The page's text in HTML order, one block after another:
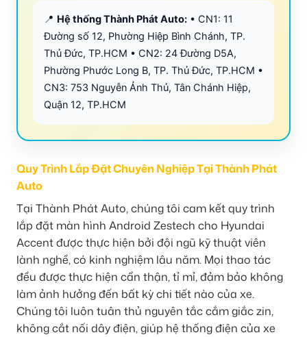
📍 Hệ thống Thành Phát Auto: • CN1: 11
Đường số 12, Phường Hiệp Bình Chánh, TP.
Thủ Đức, TP.HCM • CN2: 24 Đường D5A,
Phường Phước Long B, TP. Thủ Đức, TP.HCM •
CN3: 753 Nguyễn Ảnh Thủ, Tân Chánh Hiệp,
Quận 12, TP.HCM
Quy Trình Lắp Đặt Chuyên Nghiệp Tại Thành Phát
Auto
Tại Thành Phát Auto, chúng tôi cam kết quy trình
lắp đặt màn hình Android Zestech cho Hyundai
Accent được thực hiện bởi đội ngũ kỹ thuật viên
lành nghề, có kinh nghiệm lâu năm. Mọi thao tác
đều được thực hiện cẩn thận, tỉ mỉ, đảm bảo không
làm ảnh hưởng đến bất kỳ chi tiết nào của xe.
Chúng tôi luôn tuân thủ nguyên tắc cắm giắc zin,
không cắt nối dây điện, giúp hệ thống điện của xe